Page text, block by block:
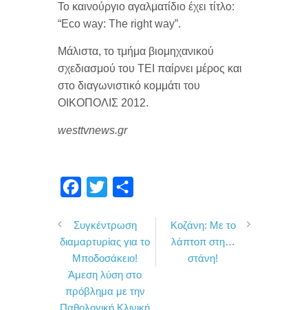
Το καινούργιο αγαλματίδιο έχει τίτλο:
“Eco way: The right way”.
Μάλιστα, το τμήμα βιομηχανικού
σχεδιασμού του ΤΕΙ παίρνει μέρος και
στο διαγωνιστικό κομμάτι του
OIKΟΠΟΛΙΣ 2012.
westtvnews.gr
c
e
b
o
i
t
t
e
ι
ρ
α
σ
Συγκέντρωση
διαμαρτυρίας για το
Μποδοσάκειο!
Άμεση λύση στο
πρόβλημα με την
Κοζάνη: Με το
λάπτοπ στη…
στάνη!